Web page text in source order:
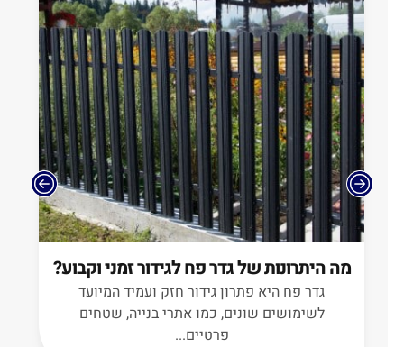
מה היתרונות של גדר פח לגידור זמני וקבוע?
גדר פח היא פתרון גידור חזק ועמיד המיועד
לשימושים שונים, כמו אתרי בנייה, שטחים
פרטיים...